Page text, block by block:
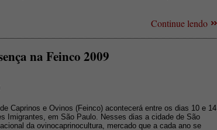
Continue lendo
na Feinco 2009
Caprinos e Ovinos (Feinco) acontecerá entre os dias 10 e 14
Imigrantes, em São Paulo. Nesses dias a cidade de São
da ovinocaprinocultura, mercado que a cada ano se